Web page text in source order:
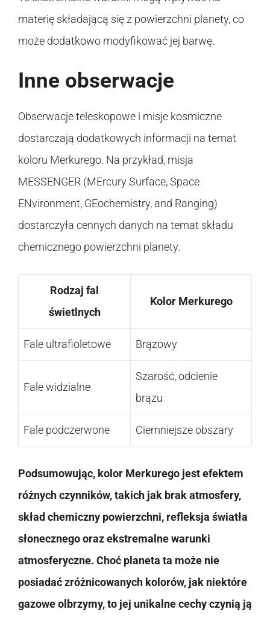
materię składającą się z powierzchni planety, co
może dodatkowo modyfikować jej barwę.
Inne obserwacje
Obserwacje teleskopowe i misje kosmiczne
dostarczają dodatkowych informacji na temat
koloru Merkurego. Na przykład, misja
MESSENGER (MErcury Surface, Space
ENvironment, GEochemistry, and Ranging)
dostarczyła cennych danych na temat składu
chemicznego powierzchni planety.
Rodzaj fal
świetlnych
Kolor Merkurego
Fale ultrafioletowe Brązowy
Fale widzialne
Szarość, odcienie
brązu
Fale podczerwone Ciemniejsze obszary
Podsumowując, kolor Merkurego jest efektem
różnych czynników, takich jak brak atmosfery,
skład chemiczny powierzchni, refleksja światła
słonecznego oraz ekstremalne warunki
atmosferyczne. Choć planeta ta może nie
posiadać zróżnicowanych kolorów, jak niektóre
gazowe olbrzymy, to jej unikalne cechy czynią ją